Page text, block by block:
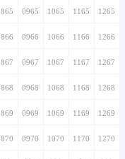
0965 1065 1165 1265
0966 1066 1166 1266
0967 1067 1167 1267
0968 1068 1168 1268
0969 1069 1169 1269
0970 1070 1170 1270